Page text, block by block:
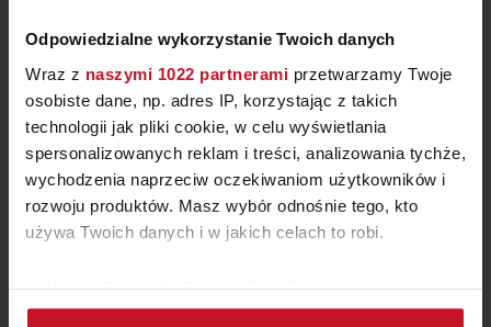
Odpowiedzialne wykorzystanie Twoich danych
Wraz z naszymi 1022 partnerami przetwarzamy Twoje
osobiste dane, np. adres IP, korzystając z takich
technologii jak pliki cookie, w celu wyświetlania
spersonalizowanych reklam i treści, analizowania tychże,
wychodzenia naprzeciw oczekiwaniom użytkowników i
rozwoju produktów. Masz wybór odnośnie tego, kto
używa Twoich danych i w jakich celach to robi.
Jeśli wyrazisz na to zgodę, chcielibyśmy również:
Gromadzić dane dotyczące Twojej lokalizacji
FOTEL LUCERA XL INSP.
ZAPYTAJ O CENĘ W SALONIE